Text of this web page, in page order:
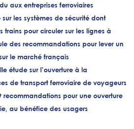
aux entreprises ferroviaires
sur les systèmes de sécurité dont
trains pour circuler sur les lignes à
des recommandations pour lever un
le marché français
étude sur l’ouverture à la
de transport ferroviaire de voyageurs
recommandations pour une ouverture
au bénéfice des usagers